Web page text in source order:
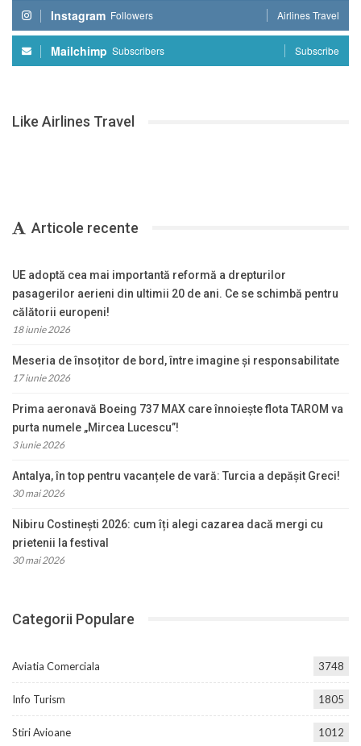
Instagram Followers Airlines Travel
Mailchimp Subscribers Subscribe
Like Airlines Travel
Articole recente
UE adoptă cea mai importantă reformă a drepturilor
pasagerilor aerieni din ultimii 20 de ani. Ce se schimbă pentru
călătorii europeni!
18 iunie 2026
Meseria de însoțitor de bord, între imagine și responsabilitate
17 iunie 2026
Prima aeronavă Boeing 737 MAX care înnoiește flota TAROM va
purta numele „Mircea Lucescu”!
3 iunie 2026
Antalya, în top pentru vacanțele de vară: Turcia a depășit Greci!
30 mai 2026
Nibiru Costinești 2026: cum îți alegi cazarea dacă mergi cu
prietenii la festival
30 mai 2026
Categorii Populare
Aviatia Comerciala 3748
Info Turism 1805
Stiri Avioane 1012